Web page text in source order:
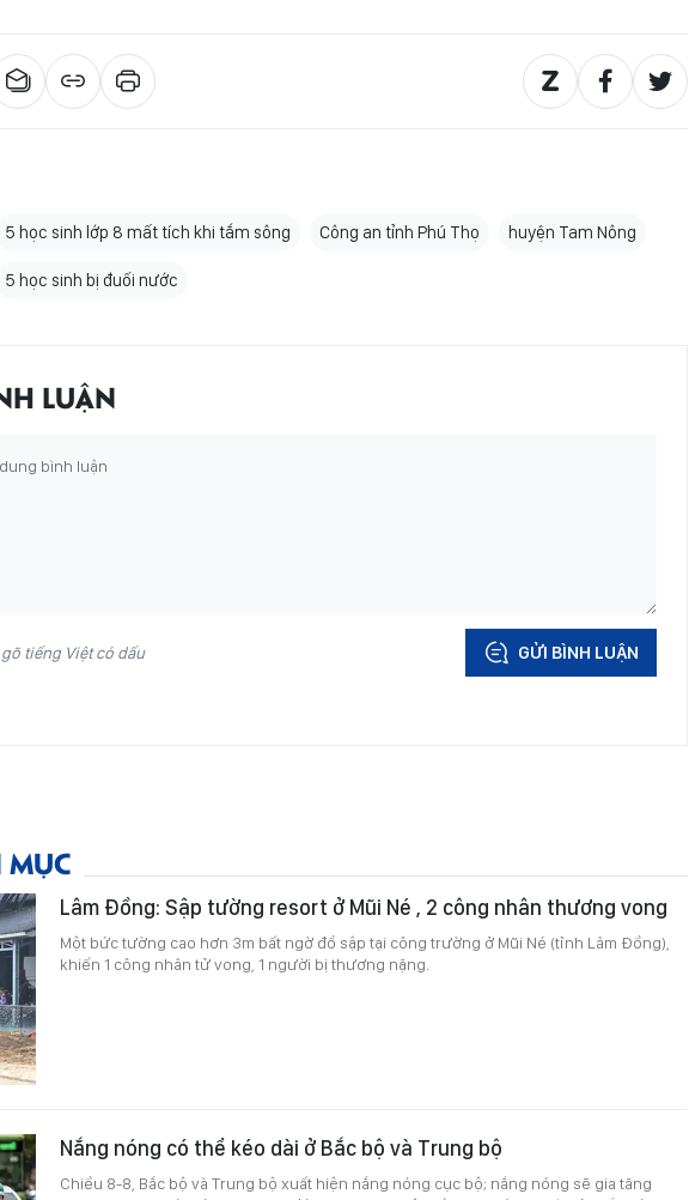
5 học sinh lớp 8 mất tích khi tắm sông Công an tỉnh Phú Thọ huyện Tam Nông
5 học sinh bị đuối nước
LUẬN
tiếng Việt có dấu GỬI BÌNH LUẬN
MỤC
Lâm Đồng: Sập tường resort ở Mũi Né , 2 công nhân thương vong
Một bức tường cao hơn 3m bất ngờ đổ sập tại công trường ở Mũi Né (tỉnh Lâm Đồng),
khiến 1 công nhân tử vong, 1 người bị thương nặng.
Nắng nóng có thể kéo dài ở Bắc bộ và Trung bộ
Chiều 8-8, Bắc bộ và Trung bộ xuất hiện nắng nóng cục bộ; nắng nóng sẽ gia tăng